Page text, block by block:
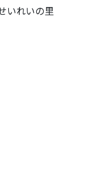
いれいの里